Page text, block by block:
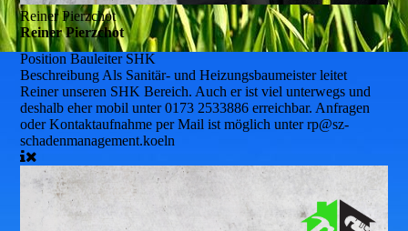
Reiner Pierzchot
Reiner Pierzchot
PositionBauleiter SHK
Beschreibung Als Sanitär- und Heizungsbaumeister leitet
Reiner unseren SHK Bereich. Auch er ist viel unterwegs und
deshalb eher mobil unter 0173 2533886 erreichbar. Anfragen
oder Kontaktaufnahme per Mail ist möglich unter rp@sz-
schadenmanagement.koeln